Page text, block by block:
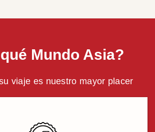
Mundo Asia?
viaje es nuestro mayor placer